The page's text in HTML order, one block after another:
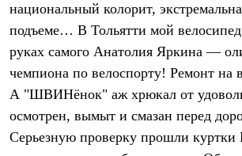
Термобелье
Теплое термобелье
Среднее термобелье
Легкое термобелье
Лёгкая одежда
Футболки
Толстовки
Брюки
национальный колорит,
подъеме… В Тольятти мой
руках самого Анатолия Яркина —
чемпиона по велоспорту! Ремонт на
А "ШВИНёнок" аж хрюкал от
осмотрен, вымыт и смазан перед
Серьезную проверку прошли